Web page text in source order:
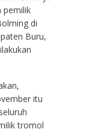
pemilik
di
Buru,
itu
tromol